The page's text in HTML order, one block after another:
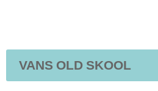
VANS OLD SKOOL